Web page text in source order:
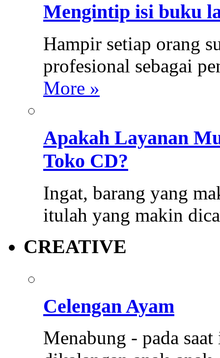
Mengintip isi buku
Hampir setiap orang
profesional sebagai
More »
Apakah Layanan
Toko CD?
Ingat, barang yang
itulah yang makin
CREATIVE
Celengan Ayam
Menabung - pada